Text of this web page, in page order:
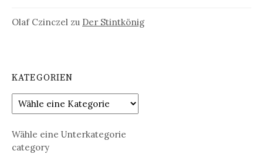
Olaf Czinczel zu Der Stintkönig
KATEGORIEN
Wähle eine Unterkategorie
category